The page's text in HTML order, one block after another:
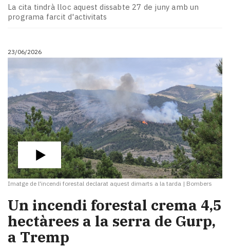
La cita tindrà lloc aquest dissabte 27 de juny amb un
programa farcit d'activitats
23/06/2026
Imatge de l'incendi forestal declarat aquest dimarts a la tarda | Bombers
Un incendi forestal crema 4,5
hectàrees a la serra de Gurp,
a Tremp